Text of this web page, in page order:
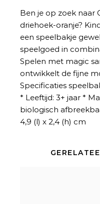
Ben je op zoek naar
driehoek-oranje?
een speelbakje
speelgoed in
Spelen met magic
ontwikkelt de fijne
Specificaties
* Leeftijd: 3+ jaar *
biologisch
4,9 (l) x 2,4 (h) cm